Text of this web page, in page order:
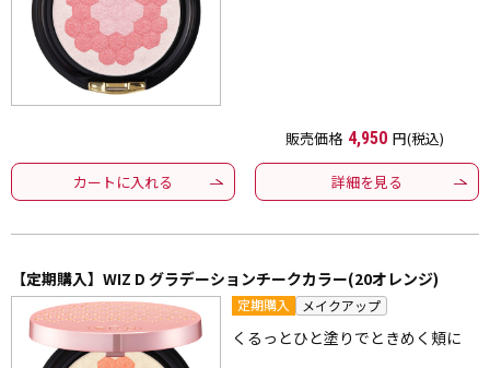
販売価格 4,950 円(税込)
カートに入れる 詳細を見る
【定期購入】WIZ D グラデーションチークカラー(20オレンジ)
定期購入 メイクアップ
くるっとひと塗りでときめく頬に